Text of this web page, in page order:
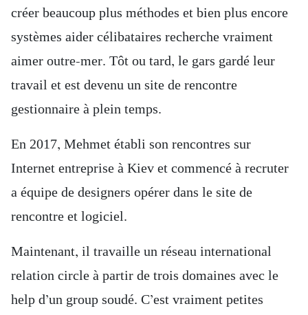
créer beaucoup plus méthodes et bien plus encore
systèmes aider célibataires recherche vraiment
aimer outre-mer. Tôt ou tard, le gars gardé leur
travail et est devenu un site de rencontre
gestionnaire à plein temps.
En 2017, Mehmet établi son rencontres sur
Internet entreprise à Kiev et commencé à recruter
a équipe de designers opérer dans le site de
rencontre et logiciel.
Maintenant, il travaille un réseau international
relation circle à partir de trois domaines avec le
help d’un group soudé. C’est vraiment petites